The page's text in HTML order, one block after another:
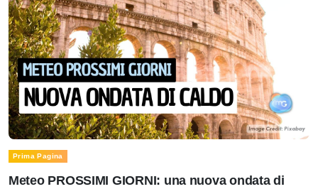
Prima Pagina
Meteo PROSSIMI GIORNI: una nuova ondata di